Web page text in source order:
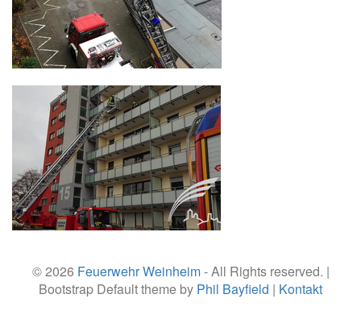
© 2026 Feuerwehr Weinheim- All Rights reserved. |
Bootstrap Default theme by Phil Bayfield | Kontakt